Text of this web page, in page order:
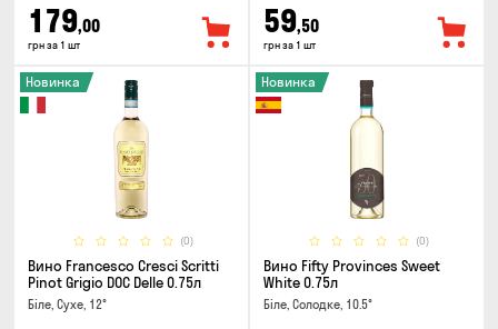
179,00
грн за 1 шт
59,50
грн за 1 шт
(0)
Новинка
Вино Francesco Cresci Scritti
Pinot Grigio DOC Delle 0.75л
Біле, Сухе, 12°
(0)
Новинка
Вино Fifty Provinces Sweet
White 0.75л
Біле, Солодке, 10.5°